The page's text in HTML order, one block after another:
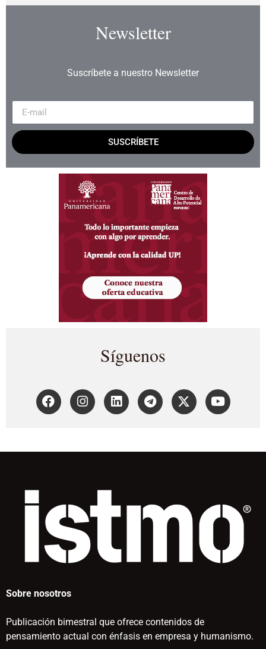
Newsletter
Suscríbete a nuestro Newsletter
SUSCRÍBETE
Síguenos
Sobre nosotros
Publicación bimestral que ofrece contenidos de
pensamiento actual con énfasis en empresa y humanismo.